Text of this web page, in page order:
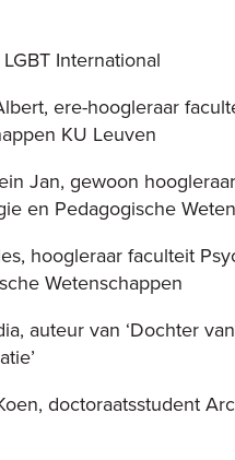
International
ere-hoogleraar
KU Leuven
Jan, gewoon
en Pedagogische
hoogleraar faculteit
Wetenschappen
auteur van ‘Dochter
doctoraatsstudent